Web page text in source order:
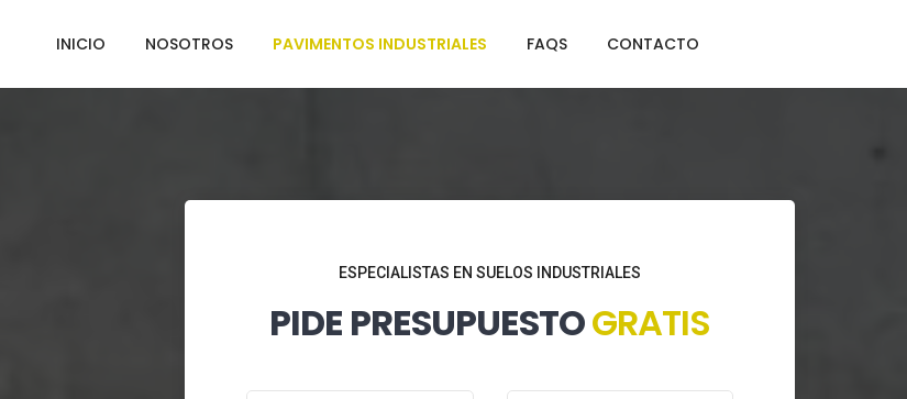
INICIO NOSOTROS PAVIMENTOS INDUSTRIALES FAQS CONTACTO
ESPECIALISTAS EN SUELOS INDUSTRIALES
PIDE PRESUPUESTOGRATIS